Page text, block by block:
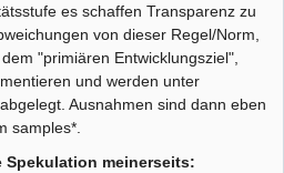
es schaffen Transparenz zu
von dieser Regel/Norm,
"primiären Entwicklungsziel",
und werden unter
Ausnahmen sind dann eben
samples*.
Spekulation meinerseits: